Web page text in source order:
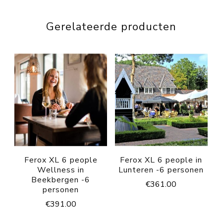
Gerelateerde producten
Ferox XL 6 people
Wellness in
Beekbergen -6
personen
€391.00
Ferox XL 6 people in
Lunteren -6 personen
€361.00